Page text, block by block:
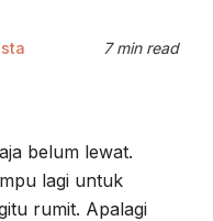
7 min read
belum lewat.
lagi untuk
rumit. Apalagi